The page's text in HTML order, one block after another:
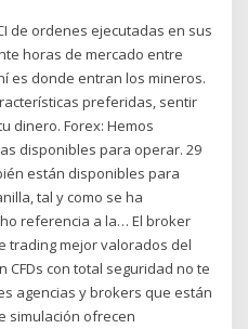
de ordenes ejecutadas en sus
horas de mercado entre
es donde entran los mineros.
preferidas, sentir
dinero. Forex: Hemos
disponibles para operar. 29
están disponibles para
tal y como se ha
referencia a la… El broker
trading mejor valorados del
CFDs con total seguridad no te
agencias y brokers que están
simulación ofrecen